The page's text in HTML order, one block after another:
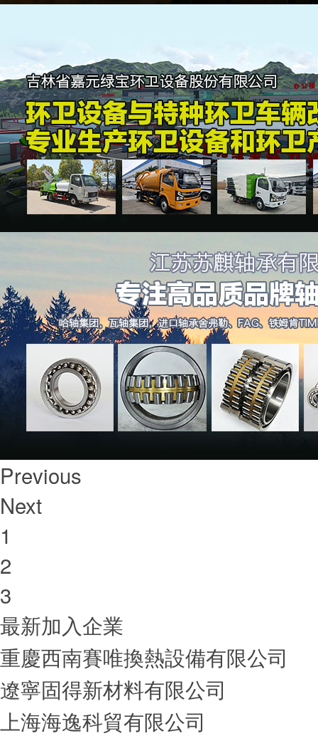
Previous
Next
1
2
3
最新加入企業
重慶西南賽唯換熱設備有限公司
遼寧固得新材料有限公司
上海海逸科貿有限公司